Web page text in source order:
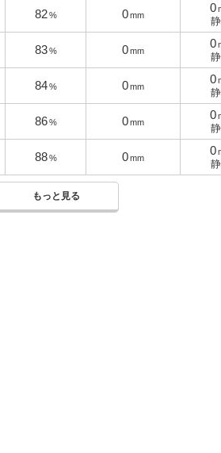
82% 0mm
0
83% 0mm
0
84% 0mm
0
86% 0mm
0
88% 0mm
0
もっと見る